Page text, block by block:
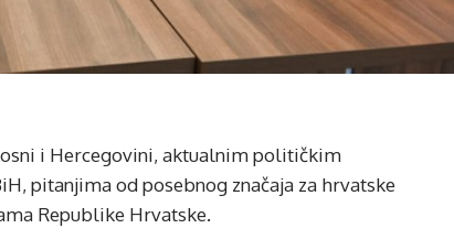
i Hercegovini, aktualnim političkim
pitanjima od posebnog značaja za hrvatske
Republike Hrvatske.